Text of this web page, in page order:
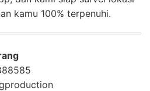
kamu 100% terpenuhi.